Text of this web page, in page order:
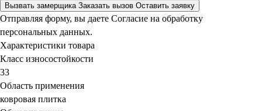
Вызвать замерщика Заказать вызов Оставить заявку
Отправляя форму, вы даете Согласие на обработку
персональных данных.
Характеристики товара
Класс износостойкости
33
Область применения
ковровая плитка